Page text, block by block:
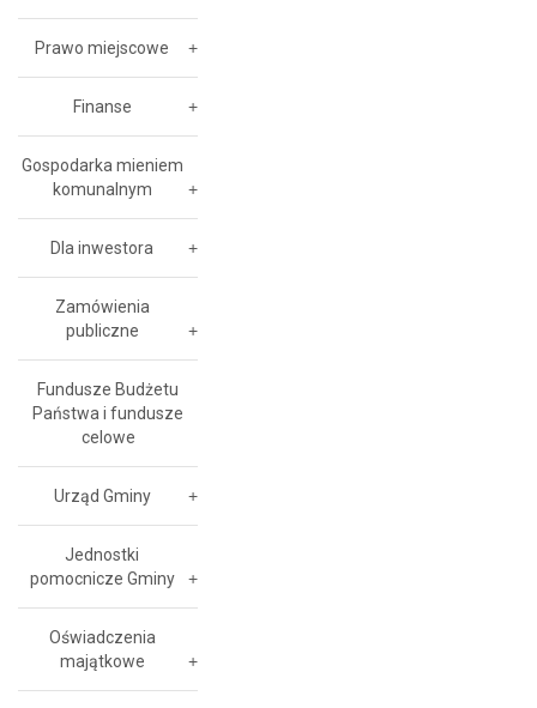
Prawo miejscowe
Finanse
Gospodarka mieniem
komunalnym
Dla inwestora
Zamówienia
publiczne
Fundusze Budżetu
Państwa i fundusze
celowe
Urząd Gminy
Jednostki
pomocnicze Gminy
Oświadczenia
majątkowe